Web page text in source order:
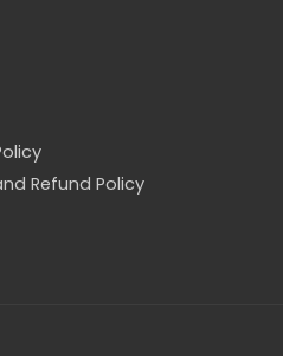
Refund Policy